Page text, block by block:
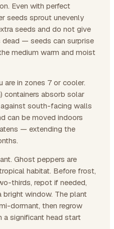
Even with perfect
seeds sprout unevenly
seeds and do not give
— seeds can surprise
medium warm and moist
are in zones 7 or cooler.
absorb solar
south-facing walls
can be moved indoors
— extending the
Ghost peppers are
habitat. Before frost,
thirds, repot if needed,
bright window. The plant
dormant, then regrow
a significant head start